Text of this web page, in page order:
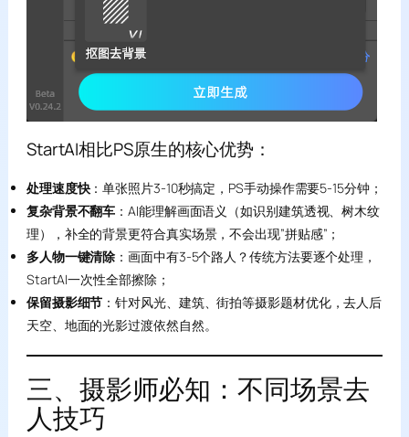
StartAI相比PS原生的核心优势：
处理速度快：单张照片3-10秒搞定，PS手动操作需要5-15分钟；
复杂背景不翻车 ：AI能理解画面语义（如识别建筑透视、树木纹
理），补全的背景更符合真实场景，不会出现”拼贴感”；
多人物一键清除 ：画面中有3-5个路人？传统方法要逐个处理，
StartAI一次性全部擦除；
保留摄影细节 ：针对风光、建筑、街拍等摄影题材优化，去人后
天空、地面的光影过渡依然自然。
三、摄影师必知：不同场景去
人技巧